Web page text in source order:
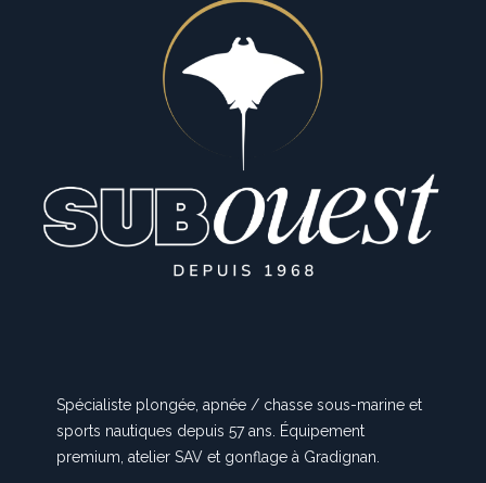
Spécialiste plongée, apnée / chasse sous-marine et
sports nautiques depuis 57 ans. Équipement
premium, atelier SAV et gonflage à Gradignan.